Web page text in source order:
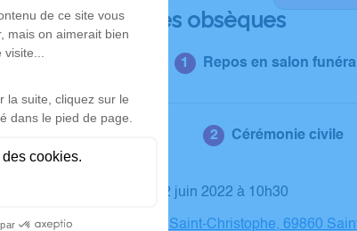
Déroulé des obsèques
Repos en salon
Cérémonie civile
Le jeudi 02 juin 2022 à 10h30
Cimetière, Saint-Christophe, 69860